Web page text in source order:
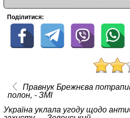
Поділитися:
Правнук Брежнєва потрапив
полон, - ЗМІ
Україна уклала угоду щодо